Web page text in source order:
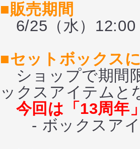
■販売期間
6/25（水）12:00
■セットボックス
ショップで期間
ックスアイテムと
今回は「13周年
- ボックスアイ